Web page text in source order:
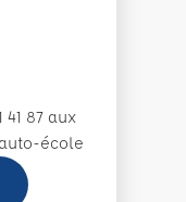
87 aux
école